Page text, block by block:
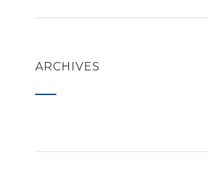
ARCHIVES